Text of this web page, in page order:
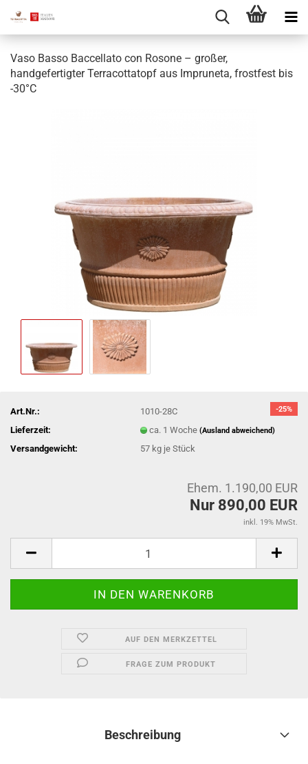
Vaso Basso Baccellato con Rosone – großer,
handgefertigter Terracottatopf aus Impruneta, frostfest bis
-30°C
-25%
Art.Nr.:
1010-28C
Lieferzeit:
ca. 1 Woche(Ausland abweichend)
Versandgewicht: 57 kg je Stück
Ehem. 1.190,00 EUR
Nur 890,00 EUR
inkl. 19% MwSt.
AUF DEN MERKZETTEL
FRAGE ZUM PRODUKT
Beschreibung